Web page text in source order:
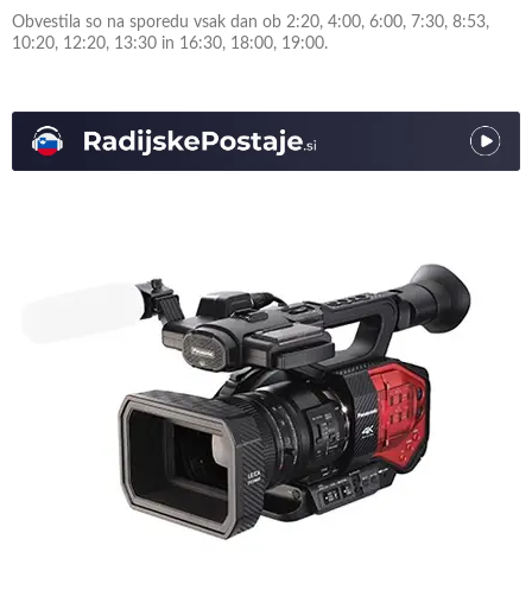
Obvestila so na sporedu vsak dan ob 2:20, 4:00, 6:00, 7:30, 8:53,
10:20, 12:20, 13:30 in 16:30, 18:00, 19:00.